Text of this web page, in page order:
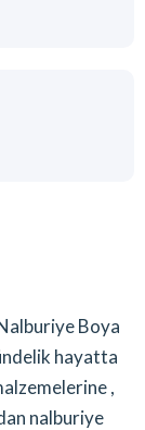
Boya
hayatta
,
nalburiye